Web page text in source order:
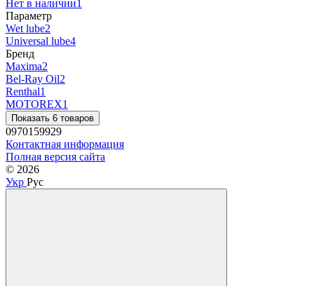
Нет в наличии1
Параметр
Wet lube2
Universal lube4
Бренд
Maxima2
Bel-Ray Oil2
Renthal1
MOTOREX1
Показать 6 товаров
0970159929
Контактная информация
Полная версия сайта
© 2026
Укр Рус